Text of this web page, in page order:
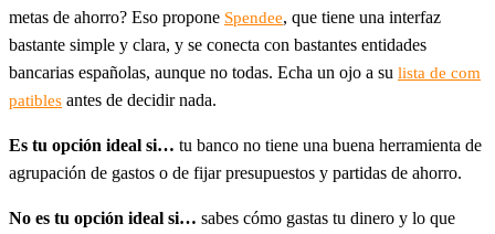
metas de ahorro? Eso propone Spendee, que tiene una interfaz
bastante simple y clara, y se conecta con bastantes entidades
bancarias españolas, aunque no todas. Echa un ojo a su lista de com
patibles antes de decidir nada.
Es tu opción ideal si… tu banco no tiene una buena herramienta de
agrupación de gastos o de fijar presupuestos y partidas de ahorro.
No es tu opción ideal si… sabes cómo gastas tu dinero y lo que